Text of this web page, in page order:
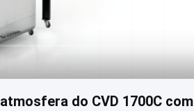
do CVD 1700C com